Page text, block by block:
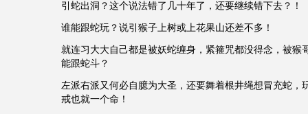
引蛇出洞？这个说法错了几十年了，还要继续错下去？！
谁能跟蛇玩？说引猴子上树或上花果山还差不多！
就连习大大自己都是被妖蛇缠身，紧箍咒都没得念，被猴
能跟蛇斗？
左派右派又何必自臆为大圣，还要舞着根井绳想冒充蛇，
戒也就一个命！